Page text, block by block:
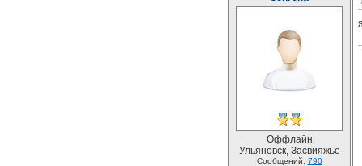
Оффлайн
Ульяновск, Засвияжье
Сообщений: 790